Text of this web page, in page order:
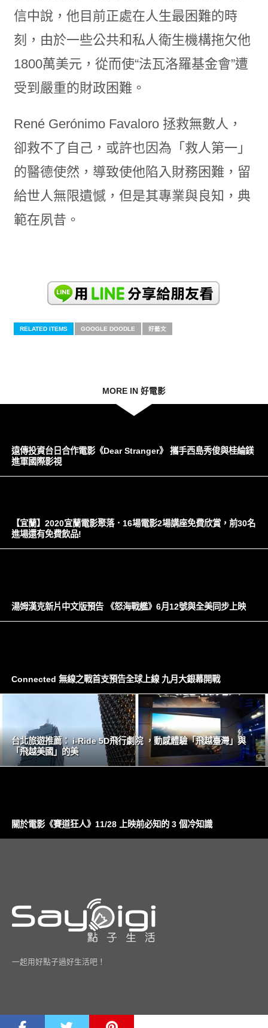
信中說，他目前正處在人生最困難的時
刻，由於一些公共和私人衛生機構拖欠他
1800萬美元，從而使“法瓦洛羅基金會”遭
受到嚴重的財政困難。
René Gerónimo Favaloro 拯救無數人，
卻救不了自己，或許也因為「救人第一」
的醫德使然，導致使他陷入財務困難，留
給世人無限遺憾，但是其專業與良知，典
範在夙昔。
RELATED ITEMS GOOGLE DOODLE 好藝文
MORE IN 好電影
遠傳投資台日合作電影《Dear Stranger》 攜手西島秀俊與桂綸鎂
進軍國際影視
【宜蘭】2020宜蘭電影聚落．16場電影2場講座免費欣賞，前30名
進場還有免費飲品!
湯姆漢克新片中文版預告 《怒海戰艦》6月12號與全美同步上映
Connected 無線之戰首支預告全球上線 九月大銀幕開戰
台北旅遊推薦： i-Ride 5D飛行劇院 ，‎動感體驗「飛越臺灣」與
「飛越美國」的美
關於電影《賽道狂人》11/28 上映前必知的 3 個冷知識
一起用好點子過好生活吧！